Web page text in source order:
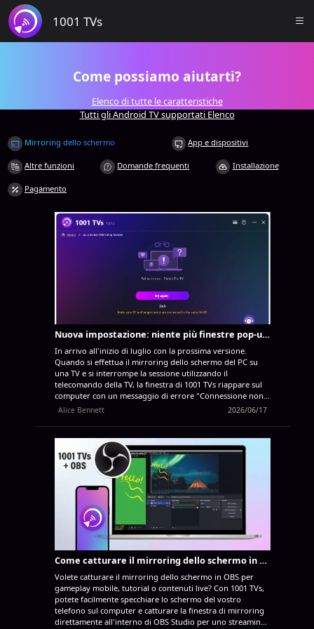
1001 TVs
Come possiamo aiutarti?
Elenco di tutte le caratteristiche
Tutti gli Android TV supportati Elenco
Mirroring dello schermo App e dispositivi
Altre funzioni Domande frequenti Installazione
Pagamento
Nuova impostazione: niente più finestre pop-up al termine del mirroring
In arrivo all'inizio di luglio con la prossima versione.
Quando si effettua il mirroring dello schermo del PC su
una TV e si interrompe la sessione utilizzando il
telecomando della TV, la finestra di 1001 TVs riappare sul
computer con un messaggio di errore "Connessione non
riuscita", anche se la sessione è stata terminata
operazione si stia effettuando sul PC, senza alcun motivo
valido. Con l’ultimo aggiornamento di 1001 TVs, questo
problema non si presenta più. Basta attivare la nuova
impostazione e il gioco è fatto. 1. Installa l’ultima versione
di 1001 TVs sul tuo PC Windows.
App per PC: scaricala da
Microsoft Store. Per i passaggi dettagliati, consulta la
Guida all’installazione su PC. 2. Vai su Impostazioni > Base
> e attiva "Non ripristinare la finestra dalla barra delle
applicazioni quando la connessione viene interrotta".
(Questa opzione è DISATTIVATA…
Alice Bennett 2026/06/17
Come catturare il mirroring dello schermo in OBS (Android e iPhone)
Volete catturare il mirroring dello schermo in OBS per
gameplay mobile, tutorial o contenuti live? Con 1001 TVs,
potete facilmente specchiare lo schermo del vostro
telefono sul computer e catturare la finestra di mirroring
direttamente all'interno di OBS Studio per uno streaming